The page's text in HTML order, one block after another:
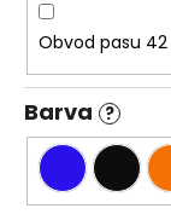
Obvod pasu 42
Barva ?